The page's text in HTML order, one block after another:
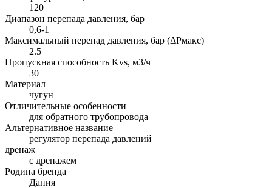
120
Диапазон перепада давления, бар
0,6-1
Максимальный перепад давления, бар (ΔPмакс)
2.5
Пропускная способность Kvs, м3/ч
30
Материал
чугун
Отличительные особенности
для обратного трубопровода
Альтернативное название
регулятор перепада давлений
дренаж
с дренажем
Родина бренда
Дания